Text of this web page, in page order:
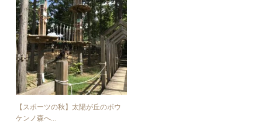
【スポーツの秋】太陽が丘のボウ
ケンノ森へ...